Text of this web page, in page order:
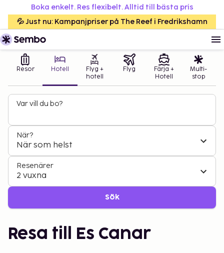
Boka enkelt. Res flexibelt. Alltid till bästa pris
💦 Just nu: Kampanjpriser på The Reef i Fredrikshamn
Resor Hotell
Flyg +
hotell
Flyg
Färja +
Hotell
Multi-
stop
Var vill du bo?
När?
När som helst
Resenärer
2 vuxna
Sök
Resa till Es Canar